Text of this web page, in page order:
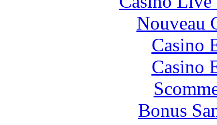
Nouveau
Casino
Casino
Bonus